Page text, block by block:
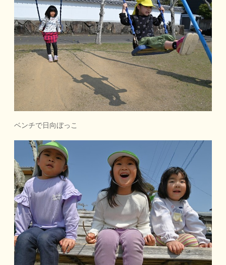
ベンチで日向ぼっこ